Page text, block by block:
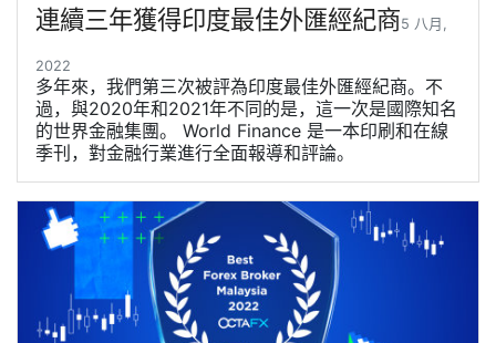
連續三年獲得印度最佳外匯經紀商5 八月,
2022
多年來，我們第三次被評為印度最佳外匯經紀商。不
過，與2020年和2021年不同的是，這一次是國際知名
的世界金融集團。 World Finance 是一本印刷和在線
季刊，對金融行業進行全面報導和評論。